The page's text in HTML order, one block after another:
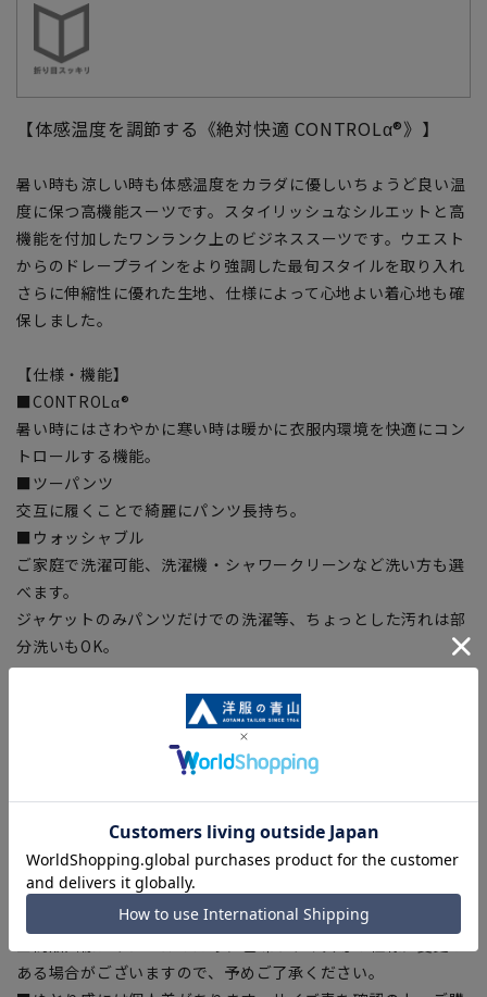
【体感温度を調節する《絶対快適 CONTROLα®》】
暑い時も涼しい時も体感温度をカラダに優しいちょうど良い温
度に保つ高機能スーツです。スタイリッシュなシルエットと高
機能を付加したワンランク上のビジネススーツです。ウエスト
からのドレープラインをより強調した最旬スタイルを取り入れ
さらに伸縮性に優れた生地、仕様によって心地よい着心地も確
保しました。
【仕様・機能】
■CONTROLα®
暑い時にはさわやかに寒い時は暖かに衣服内環境を快適にコン
トロールする機能。
■ツーパンツ
交互に履くことで綺麗にパンツ長持ち。
■ウォッシャブル
ご家庭で洗濯可能、洗濯機・シャワークリーンなど洗い方も選
べます。
ジャケットのみパンツだけでの洗濯等、ちょっとした汚れは部
分洗いもOK。
■ストレッチ
身体の動きを妨げない快適な伸縮性で快適な着心地をサポー
生地特性でプリーツラインが取れにくい、綺麗なラインをキー
プ。
【シルエット】《細め(スリム)》 (当社比)
【商品に関するご注意】
ある場合がございますので、予めご了承ください。